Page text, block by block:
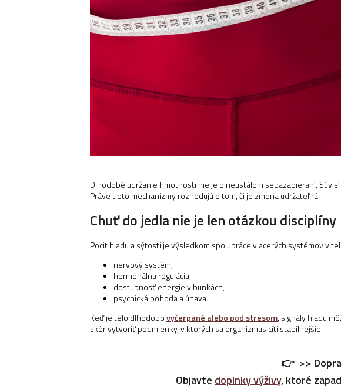
Dlhodobé udržanie hmotnosti nie je o neustálom sebazapieraní.
Práve tieto mechanizmy rozhodujú o tom, či je zmena udržateľná.
Chuť do jedla nie je len otázkou disciplíny
Pocit hladu a sýtosti je výsledkom spolupráce viacerých systémov v
nervový systém,
hormonálna regulácia,
dostupnosť energie v bunkách,
psychická pohoda a únava.
Keď je telo dlhodobovyčerpané alebo pod stresom, signály hladu
skôr vytvoriť podmienky, v ktorých sa organizmus cíti stabilnejšie.
👉 >>
Objavte doplnky výživy, ktoré